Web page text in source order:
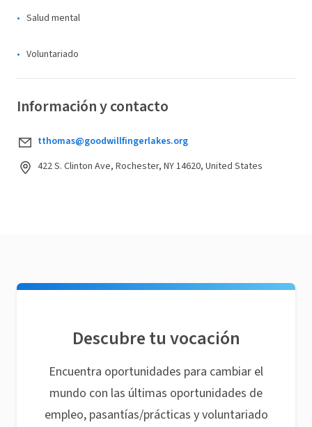
Salud mental
Voluntariado
Información y contacto
tthomas@goodwillfingerlakes.org
422 S. Clinton Ave, Rochester, NY 14620, United States
Descubre tu vocación
Encuentra oportunidades para cambiar el
mundo con las últimas oportunidades de
empleo, pasantías/prácticas y voluntariado